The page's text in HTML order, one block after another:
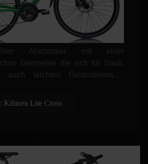
Alucrosser mit einer
Geometrie die sich für Stadt,
auch leichten Geländeeinsatz
Fahrspass in allen Situationen.
Kilauea Lite Cross